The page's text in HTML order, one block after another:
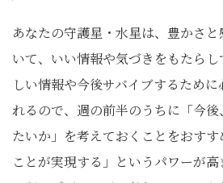
あなたの守護星・水星は、豊かさ
いて、いい情報や気づきをもたら
しい情報や今後サバイブするため
れるので、週の前半のうちに「今
たいか」を考えておくことをおす
ことが実現する」というパワーが